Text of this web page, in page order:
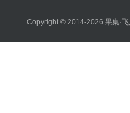
Copyright © 2014-2026 果集·